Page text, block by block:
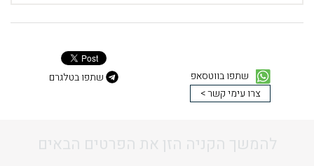
שתפו בווטסאפ
שתפו בטלגרם
צרו עימי קשר >
להמשך הקניה הזן את הפרטים הבאים